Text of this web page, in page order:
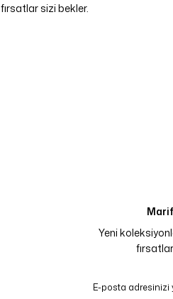
fırsatlar sizi bekler.
Yeni